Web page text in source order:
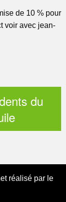
de 10 % pour
voir avec jean-
du
réalisé par le